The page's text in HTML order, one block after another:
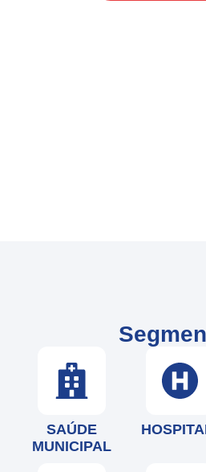
SAÚDE
MUNICIPAL